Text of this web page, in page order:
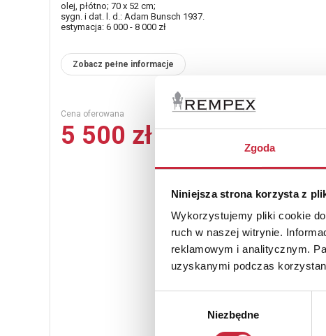
Zgoda
Niniejsza strona korzysta z
Wykorzystujemy pliki cookie
ruch w naszej witrynie.
reklamowym i analitycznym.
uzyskanymi podczas
Niezbędne
olej, płótno; 70 x 52 cm;
sygn. i dat. l. d.: Adam Bunsch 1937.
estymacja: 6 000 - 8 000 zł
Zobacz pełne informacje
Cena oferowana
5 500 zł